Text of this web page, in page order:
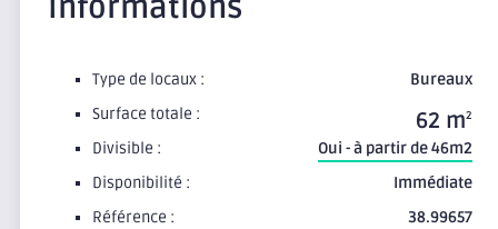
Informations
Type de locaux :
Bureaux
Surface totale :
62 m2
Divisible :
Oui - à partir de 46m2
Disponibilité :
Immédiate
Référence :
38.99657